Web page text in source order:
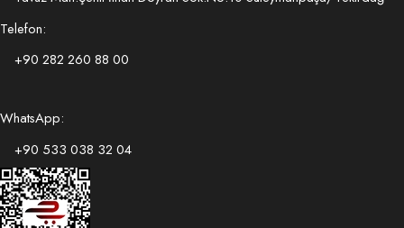
Telefon:
+90 282 260 88 00
WhatsApp:
+90 533 038 32 04